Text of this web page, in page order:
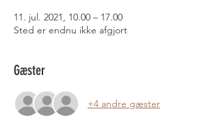
11. jul. 2021, 10.00 – 17.00
Sted er endnu ikke afgjort
Gæster
+4 andre gæster